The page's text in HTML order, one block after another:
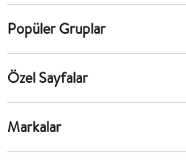
Popüler Gruplar
Özel Sayfalar
Markalar